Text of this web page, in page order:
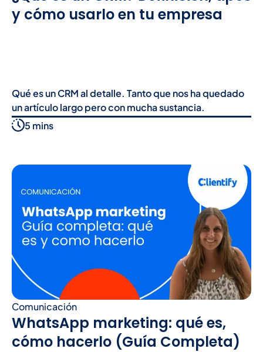
y cómo usarlo en tu empresa
Qué es un CRM al detalle. Tanto que nos ha quedado
un artículo largo pero con mucha sustancia.
5 mins
Comunicación
WhatsApp marketing: qué es,
cómo hacerlo (Guía Completa)